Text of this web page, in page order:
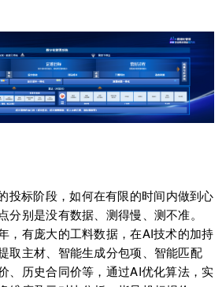
投标阶段，如何在有限的时间内做到心
分别是没有数据、测得慢、测不准。
，有庞大的工料数据，在AI技术的加持
取主材、智能生成分包项、智能匹配
、历史合同价等，通过AI优化算法，实